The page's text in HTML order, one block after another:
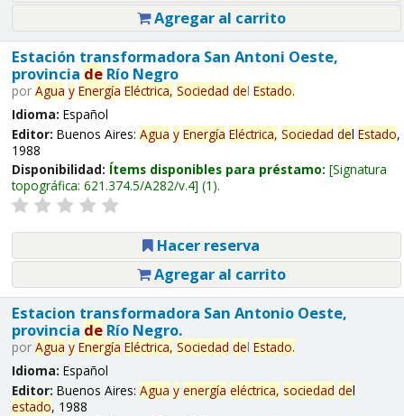
Agregar al carrito
Estación transformadora San Antoni Oeste,
provincia deRío Negro
por Agua y Energía Eléctrica, Sociedad del Estado.
Idioma: Español
Editor: Buenos Aires: Agua y Energía Eléctrica, Sociedad del Estado,
1988
Disponibilidad: Ítems disponibles para préstamo: Signatura
topográfica: 621.374.5/A282/v.4 (1).
Hacer reserva
Agregar al carrito
Estacion transformadora San Antonio Oeste,
provincia deRío Negro.
por Agua y Energía Eléctrica, Sociedad del Estado.
Idioma: Español
Editor: Buenos Aires: Agua y energía eléctrica, sociedad del
estado, 1988